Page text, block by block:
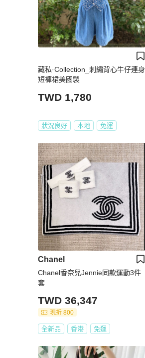
藏私·Collection_刺繡背心牛仔連身
短褲裙美國製
TWD 1,780
狀況良好 本地 免運
Chanel
Chanel香奈兒Jennie同款運動3件
套
TWD 36,347
現折 800
全新品 香港 免運